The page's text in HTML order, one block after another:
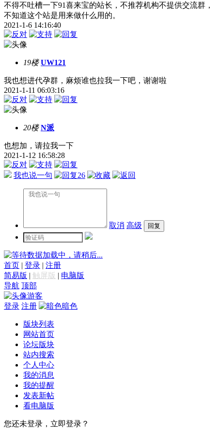
不得不吐槽一下91喜来宝的站长，不推荐机构不提供交流群，
不知道这个站是用来做什么用的。
2021-1-6 14:16:40
19楼 UW121
我也想进代孕群，麻烦谁也拉我一下吧，谢谢啦
2021-1-11 06:03:16
20楼 N派
也想加，请拉我一下
2021-1-12 16:58:28
我也说一句 26
取消 高级
数据加载中，请稍后...
首页 | 登录 | 注册
简易版 | 触屏版 | 电脑版
导航 顶部
游客
登录 注册 暗色
版块列表
网站首页
论坛版块
站内搜索
个人中心
我的消息
我的提醒
发表新帖
看电脑版
您还未登录，立即登录？